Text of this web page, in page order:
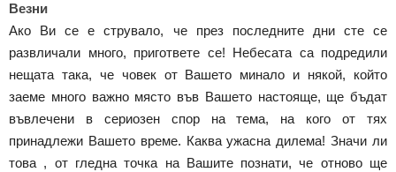
Везни
Ако Ви се е струвало, че през последните дни сте се
развличали много, пригответе се! Небесата са подредили
нещата така, че човек от Вашето минало и някой, който
заеме много важно място във Вашето настояще, ще бъдат
въвлечени в сериозен спор на тема, на кого от тях
принадлежи Вашето време. Каква ужасна дилема! Значи ли
това , от гледна точка на Вашите познати, че отново ще